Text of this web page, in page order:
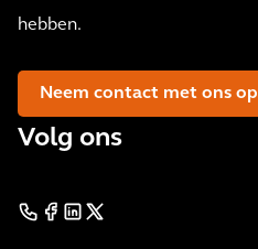
hebben.
Neem contact met ons op
Volg ons